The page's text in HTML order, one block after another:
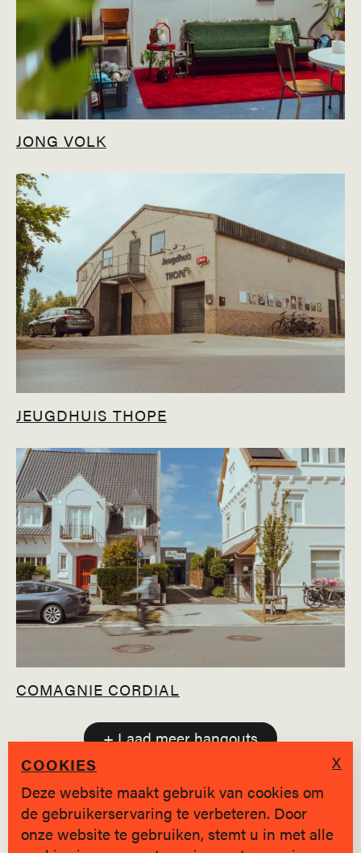
JONG VOLK
JEUGDHUIS THOPE
COMAGNIE CORDIAL
+ Laad meer hangouts
SINDS 2019 * BRUGGE
COOKIES
Deze website maakt gebruik van cookies om
de gebruikerservaring te verbeteren. Door
onze website te gebruiken, stemt u in met alle
X